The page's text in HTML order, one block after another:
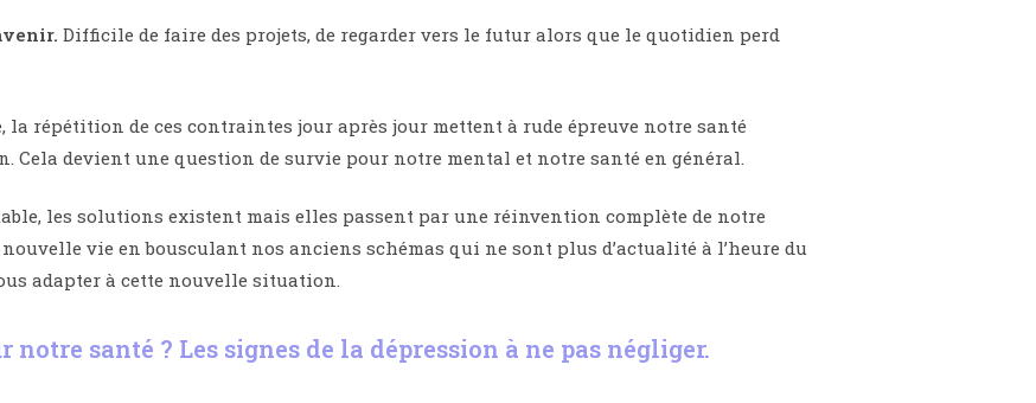
Difficile de faire des projets, de regarder vers le futur alors que le quotidien perd
la répétition de ces contraintes jour après jour mettent à rude épreuve notre santé
Cela devient une question de survie pour notre mental et notre santé en général.
les solutions existent mais elles passent par une réinvention complète de notre
vie en bousculant nos anciens schémas qui ne sont plus d’actualité à l’heure du
adapter à cette nouvelle situation.
santé ? Les signes de la dépression à ne pas négliger.